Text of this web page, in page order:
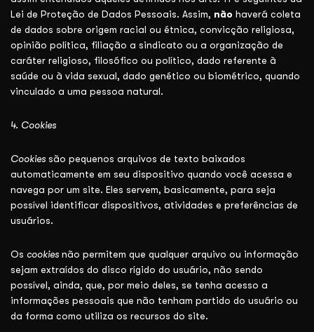
Lei de Proteção de Dados Pessoais. Assim, não haverá coleta
de dados sobre origem racial ou étnica, convicção religiosa,
opinião política, filiação a sindicato ou a organização de
caráter religioso, filosófico ou político, dado referente à
saúde ou à vida sexual, dado genético ou biométrico, quando
vinculado a uma pessoa natural.
4. Cookies
Cookies são pequenos arquivos de texto baixados
automaticamente em seu dispositivo quando você acessa e
navega por um site. Eles servem, basicamente, para seja
possível identificar dispositivos, atividades e preferências de
usuários.
Os cookies não permitem que qualquer arquivo ou informação
sejam extraídos do disco rígido do usuário, não sendo
possível, ainda, que, por meio deles, se tenha acesso a
informações pessoais que não tenham partido do usuário ou
da forma como utiliza os recursos do site.